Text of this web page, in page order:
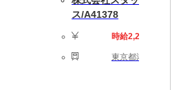
ス/A41378
時給2,200円〜
東京都港区 (新橋駅)